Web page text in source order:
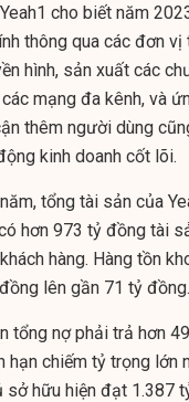
cho biết năm
thông qua các đơn
hình, sản xuất các
mạng đa kênh, và
thêm người dùng
kinh doanh cốt lõi.
tổng tài sản của
hơn 973 tỷ đồng tài
hàng. Hàng tồn
lên gần 71 tỷ đồng.
tổng nợ phải trả hơn
hạn chiếm tỷ trọng
sở hữu hiện đạt 1.387